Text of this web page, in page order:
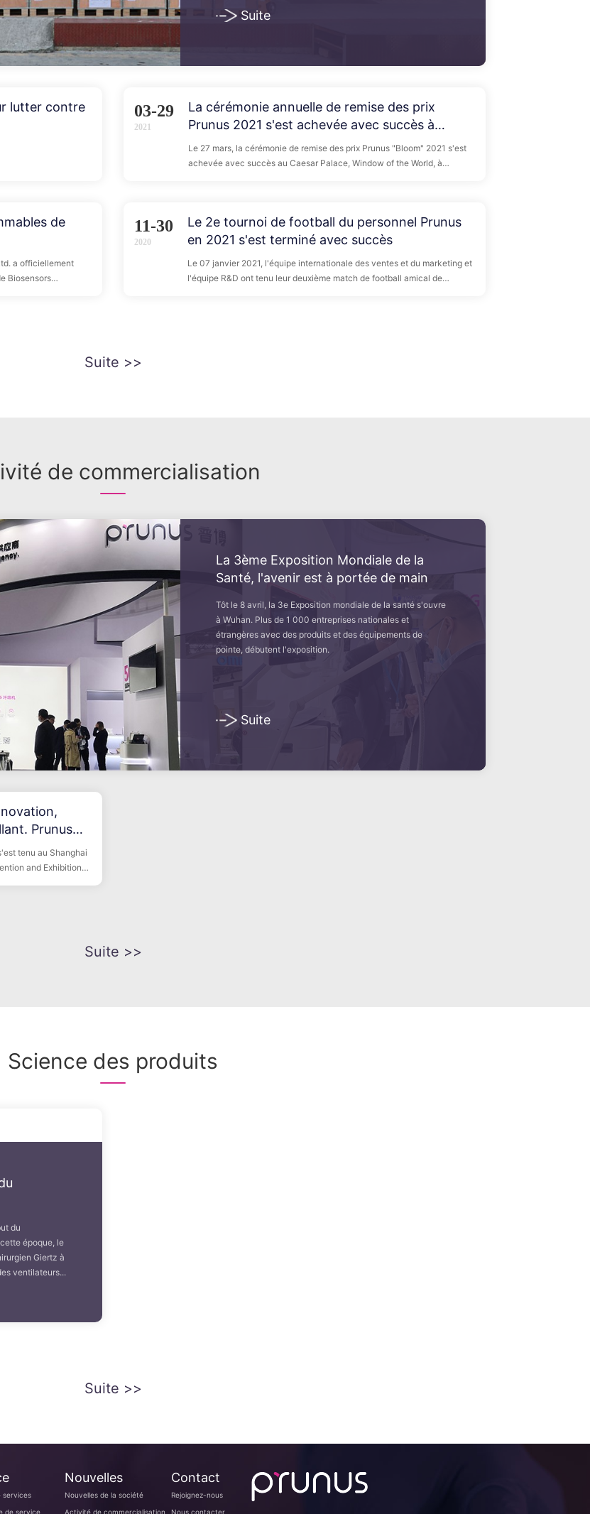
Suite
lutter contre
03-29
2021
La cérémonie annuelle de remise des prix
Prunus 2021 s'est achevée avec succès à
Window of the World
Le 27 mars, la cérémonie de remise des prix Prunus "Bloom" 2021 s'est
achevée avec succès au Caesar Palace, Window of the World, à
de
a officiellement
Biosensors
11-30
2020
Le 2e tournoi de football du personnel Prunus
en 2021 s'est terminé avec succès
Le 07 janvier 2021, l'équipe internationale des ventes et du marketing et
l'équipe R&D ont tenu leur deuxième match de football amical de
Suite >>
de commercialisation
La 3ème Exposition Mondiale de la
Santé, l'avenir est à portée de main
Tôt le 8 avril, la 3e Exposition mondiale de la santé s'ouvre
à Wuhan. Plus de 1 000 entreprises nationales et
étrangères avec des produits et des équipements de
pointe, débutent l'exposition.
Suite
Prunus
du 81e CMEF
tenu au Shanghai
and Exhibition
Suite >>
Science des produits
du
époque, le
Giertz à
ventilateurs...
Suite >>
services
de service
Nouvelles
Nouvelles de la société
Activité de commercialisation
Contact
Rejoignez-nous
Nous contacter